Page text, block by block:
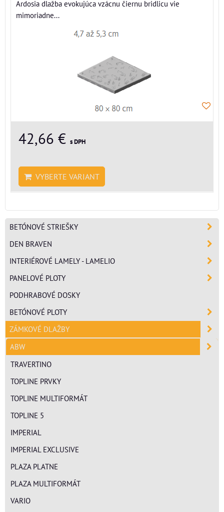
Ardosia dlažba evokujúca vzácnu čiernu bridlicu vie
mimoriadne...
42,66 € s DPH
VYBERTE VARIANT
BETÓNOVÉ STRIEŠKY
DEN BRAVEN
INTERIÉROVÉ LAMELY - LAMELIO
PANELOVÉ PLOTY
PODHRABOVÉ DOSKY
BETÓNOVÉ PLOTY
ZÁMKOVÉ DLAŽBY
ABW
TRAVERTINO
TOPLINE PRVKY
TOPLINE MULTIFORMÁT
TOPLINE 5
IMPERIAL
IMPERIAL EXCLUSIVE
PLAZA PLATNE
PLAZA MULTIFORMÁT
VARIO